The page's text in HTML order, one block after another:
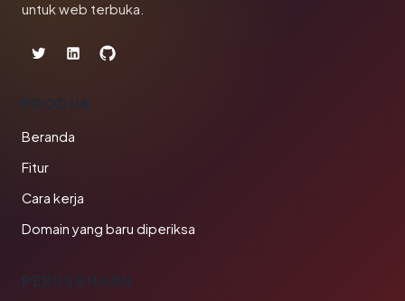
untuk web terbuka.
PRODUK
Beranda
Fitur
Cara kerja
Domain yang baru diperiksa
PERUSAHAAN